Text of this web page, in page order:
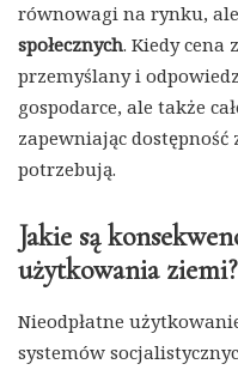
równowagi na rynku,
społecznych. Kiedy cena
przemyślany i
gospodarce, ale także
zapewniając
potrzebują.
Jakie są
użytkowania ziemi?
Nieodpłatne
systemów